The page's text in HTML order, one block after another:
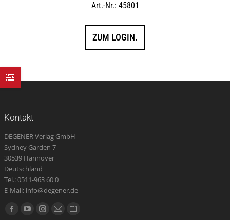
Art.-Nr.: 45801
ZUM LOGIN.
Kontakt
DEGENER Verlag GmbH
Sydney Garden 7
30539 Hannover
Deutschland
Tel.: 0511-963 60 0
E-Mail: info@degener.de
Finden Sie uns auf:
FacebookYouTubeInstagram
E-
Website